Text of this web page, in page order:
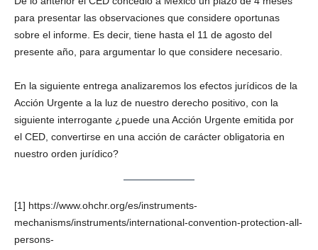
para presentar las observaciones que considere oportunas
sobre el informe. Es decir, tiene hasta el 11 de agosto del
presente año, para argumentar lo que considere necesario.
En la siguiente entrega analizaremos los efectos jurídicos de la
Acción Urgente a la luz de nuestro derecho positivo, con la
siguiente interrogante ¿puede una Acción Urgente emitida por
el CED, convertirse en una acción de carácter obligatoria en
nuestro orden jurídico?
[1] https://www.ohchr.org/es/instruments-
mechanisms/instruments/international-convention-protection-all-
persons-